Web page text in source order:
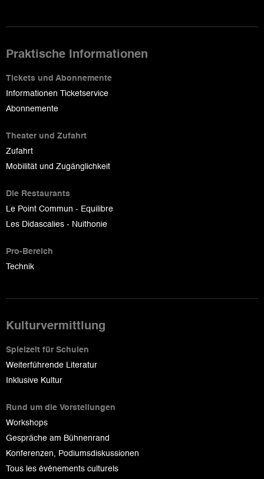
Praktische Informationen
Tickets und Abonnemente
Informationen Ticketservice
Abonnemente
Theater und Zufahrt
Zufahrt
Mobilität und Zugänglichkeit
Die Restaurants
Le Point Commun - Equilibre
Les Didascalies - Nuithonie
Pro-Bereich
Technik
Kulturvermittlung
Spielzeit für Schulen
Weiterführende Literatur
Inklusive Kultur
Rund um die Vorstellungen
Workshops
Gespräche am Bühnenrand
Konferenzen, Podiumsdiskussionen
Tous les événements culturels